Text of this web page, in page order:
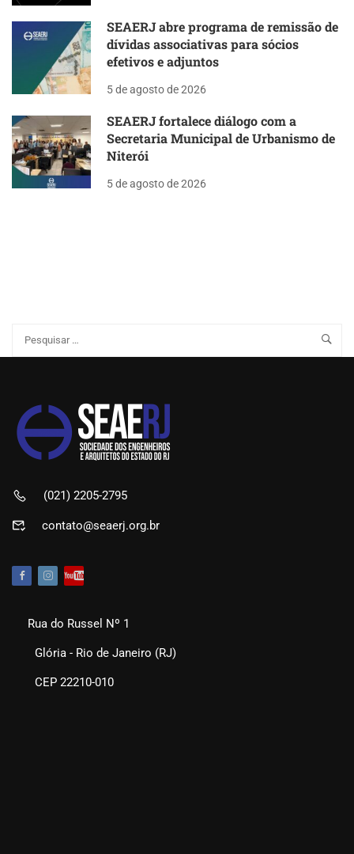
SEAERJ abre programa de remissão de
dívidas associativas para sócios
efetivos e adjuntos
5 de agosto de 2026
SEAERJ fortalece diálogo com a
Secretaria Municipal de Urbanismo de
Niterói
5 de agosto de 2026
(021) 2205-2795
contato@seaerj.org.br
Rua do Russel Nº 1
Glória - Rio de Janeiro (RJ)
CEP 22210-010